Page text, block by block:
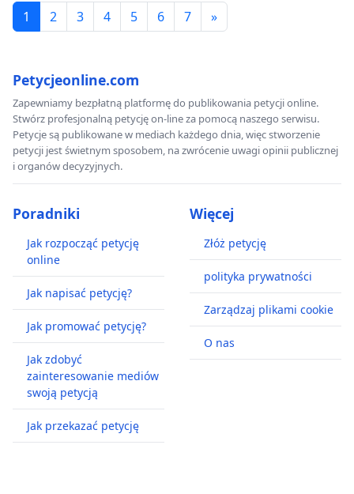
1 2 3 4 5 6 7 »
Petycjeonline.com
Zapewniamy bezpłatną platformę do publikowania petycji online.
Stwórz profesjonalną petycję on-line za pomocą naszego serwisu.
Petycje są publikowane w mediach każdego dnia, więc stworzenie
petycji jest świetnym sposobem, na zwrócenie uwagi opinii publicznej
i organów decyzyjnych.
Poradniki
Jak rozpocząć petycję
online
Jak napisać petycję?
Jak promować petycję?
Jak zdobyć
zainteresowanie mediów
swoją petycją
Jak przekazać petycję
Więcej
Złóż petycję
polityka prywatności
Zarządzaj plikami cookie
O nas